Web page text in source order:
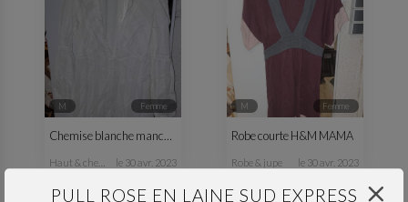
PULL ROSE EN LAINE SUD EXPRESS
M femme
Chemise blanche manches longues
haut & chemisier le 30 avr. 2023
M femme
Robe courte H&M MAMA
robe & jupe le 30 avr. 2023